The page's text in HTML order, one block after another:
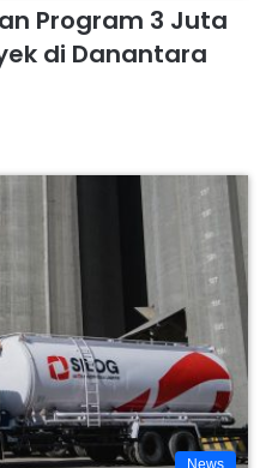
Program 3 Juta
di Danantara
News